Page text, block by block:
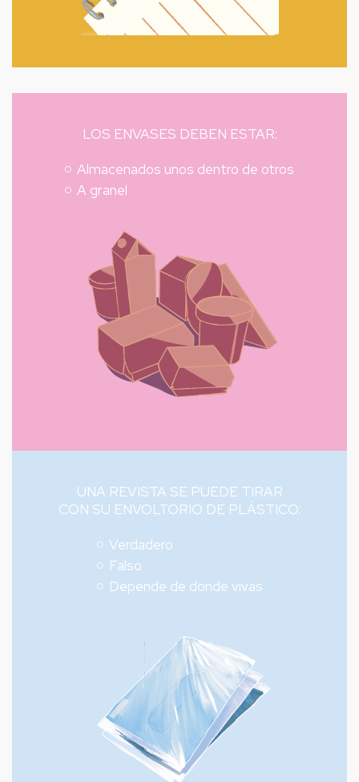
LOS ENVASES DEBEN ESTAR:
Almacenados unos dentro de otros
A granel
UNA REVISTA SE PUEDE TIRAR
CON SU ENVOLTORIO DE PLÁSTICO:
Verdadero
Falso
Depende de donde vivas